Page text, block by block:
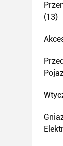
(13)